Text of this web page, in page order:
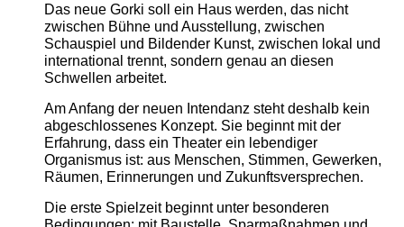
Das neue Gorki soll ein Haus werden, das nicht
zwischen Bühne und Ausstellung, zwischen
Schauspiel und Bildender Kunst, zwischen lokal und
international trennt, sondern genau an diesen
Schwellen arbeitet.
Am Anfang der neuen Intendanz steht deshalb kein
abgeschlossenes Konzept. Sie beginnt mit der
Erfahrung, dass ein Theater ein lebendiger
Organismus ist: aus Menschen, Stimmen, Gewerken,
Räumen, Erinnerungen und Zukunftsversprechen.
Die erste Spielzeit beginnt unter besonderen